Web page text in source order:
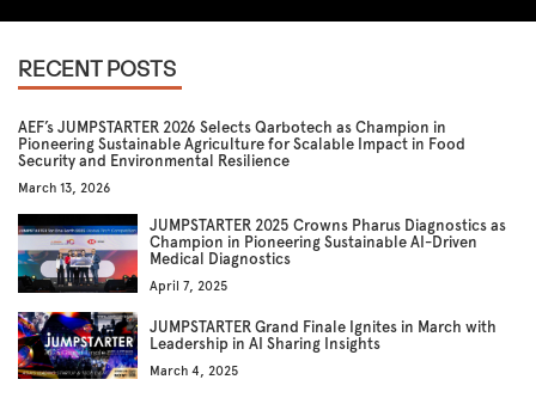
RECENT POSTS
AEF’s JUMPSTARTER 2026 Selects Qarbotech as Champion in
Pioneering Sustainable Agriculture for Scalable Impact in Food
Security and Environmental Resilience
March 13, 2026
JUMPSTARTER 2025 Crowns Pharus Diagnostics as
Champion in Pioneering Sustainable AI-Driven
Medical Diagnostics
April 7, 2025
JUMPSTARTER Grand Finale Ignites in March with
Leadership in AI Sharing Insights
March 4, 2025